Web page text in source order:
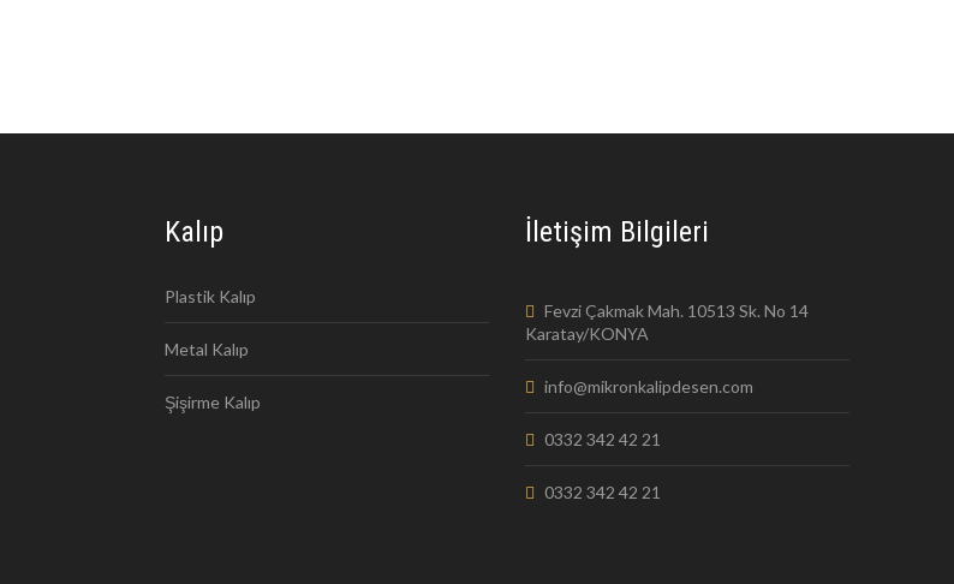
Kalıp
Plastik Kalıp
Metal Kalıp
Şişirme Kalıp
İletişim Bilgileri
Fevzi Çakmak Mah. 10513 Sk. No 14
Karatay/KONYA
info@mikronkalipdesen.com
0332 342 42 21
0332 342 42 21